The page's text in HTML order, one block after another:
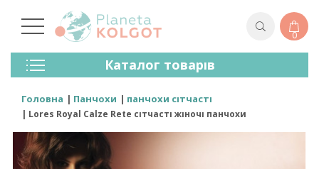
0
Каталог товарів
Колготки
Панчохи
Лосини (легінси)
Спортивний Одяг
Для Чоловіків
Головна Панчохи панчохи сітчасті
Lores Royal Calze Rete сітчасті жіночі панчохи